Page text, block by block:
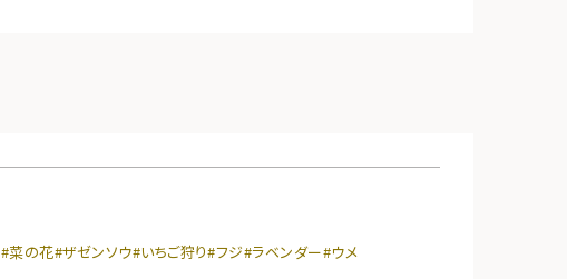
#菜の花#ザゼンソウ#いちご狩り#フジ#ラベンダー#ウメ